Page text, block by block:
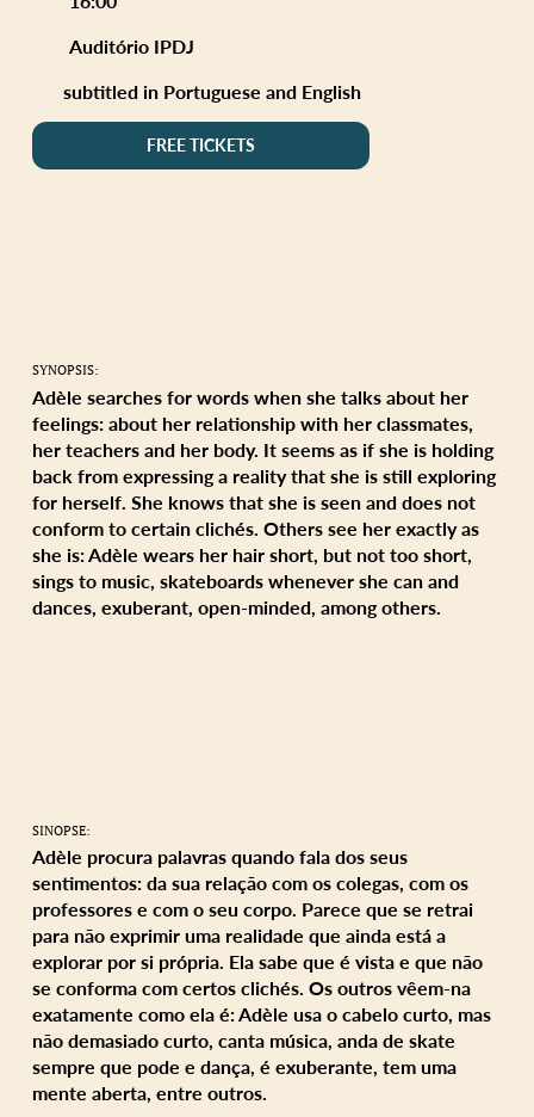
SINOPSE:
Adèle procura palavras quando fala dos seus
sentimentos: da sua relação com os colegas, com os
professores e com o seu corpo. Parece que se retrai
para não exprimir uma realidade que ainda está a
explorar por si própria. Ela sabe que é vista e que não
se conforma com certos clichés. Os outros vêem-na
exatamente como ela é: Adèle usa o cabelo curto, mas
não demasiado curto, canta música, anda de skate
sempre que pode e dança, é exuberante, tem uma
mente aberta, entre outros.
Auditório IPDJ
subtitled in Portuguese and English
FREE TICKETS
SYNOPSIS:
Adèle searches for words when she talks about her
feelings: about her relationship with her classmates,
her teachers and her body. It seems as if she is holding
back from expressing a reality that she is still exploring
for herself. She knows that she is seen and does not
conform to certain clichés. Others see her exactly as
she is: Adèle wears her hair short, but not too short,
sings to music, skateboards whenever she can and
dances, exuberant, open-minded, among others.